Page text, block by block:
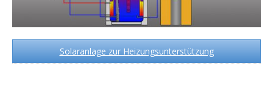
Solaranlage zur Heizungsunterstützung